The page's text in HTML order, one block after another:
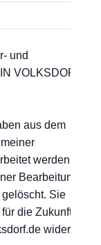
und
VOLKSDORF
aus dem
werden. Die
Bearbeitung
Sie
die Zukunft per
widerrufen.